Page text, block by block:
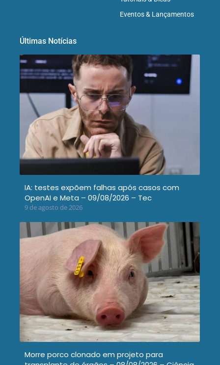
Eventos & Lançamentos
Últimas Notícias
IA: testes expõem falhas após casos com
OpenAI e Meta – 09/08/2026 – Tec
9 de agosto de 2026
Morre porco clonado em projeto para